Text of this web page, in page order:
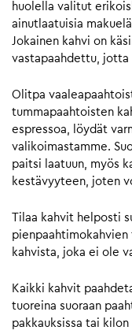
huolella valitut
ainutlaatuisia
Jokainen kahvi on
vastapaahdettu, jotta
Olitpa
tummapaahtoisten
espressoa, löydät
valikoimastamme.
paitsi laatuun, myös
kestävyyteen, joten
Tilaa kahvit helposti
pienpaahtimokahvien
kahvista, joka ei ole
Kaikki kahvit
tuoreina suoraan
pakkauksissa tai